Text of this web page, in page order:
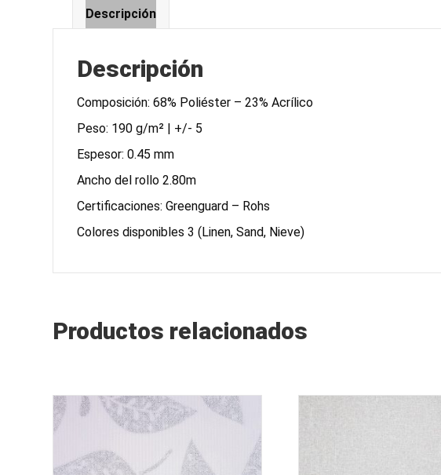
Descripción
Descripción
Composición: 68% Poliéster – 23% Acrílico
Peso: 190 g/m² | +/- 5
Espesor: 0.45 mm
Ancho del rollo 2.80m
Certificaciones: Greenguard – Rohs
Colores disponibles 3 (Linen, Sand, Nieve)
Productos relacionados